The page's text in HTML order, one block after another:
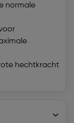
normale
hechtkracht